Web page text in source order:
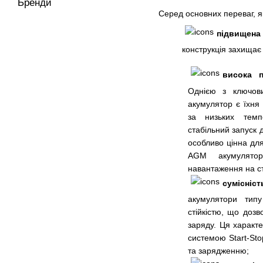
Серед основних переваг,
підвищена
конструкція
висока
Однією з
акумулятор є їхня
за низьких
стабільний запуск
особливо цінна
AGM
навантаження на
акумулятори
стійкістю, що
заряду. Ця
системою Start-
та зарядженню;
Бренди